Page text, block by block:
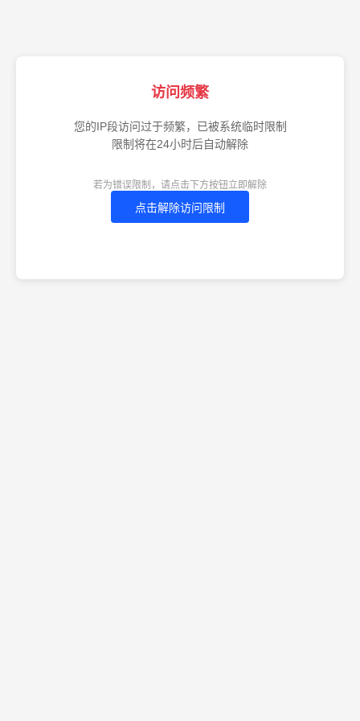
访问频繁
您的IP段访问过于频繁，已被系统临时限制
限制将在24小时后自动解除
若为错误限制，请点击下方按钮立即解除
点击解除访问限制